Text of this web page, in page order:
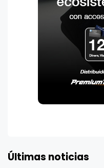
Últimas noticias